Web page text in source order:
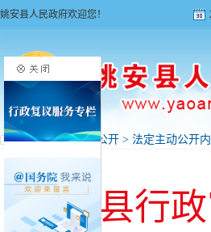
姚安县人民政府欢迎您！
首页>政府信息公开 > 法定主动公开
姚安县行